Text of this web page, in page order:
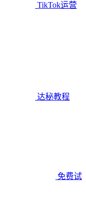
TikTok运营
达秘教程
免费试